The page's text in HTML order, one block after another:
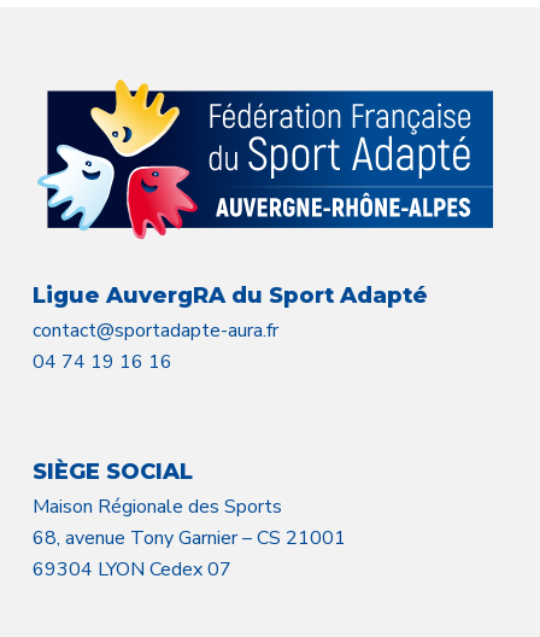
Ligue AuvergRA du Sport Adapté
contact@sportadapte-aura.fr
04 74 19 16 16
SIÈGE SOCIAL
Maison Régionale des Sports
68, avenue Tony Garnier – CS 21001
69304 LYON Cedex 07